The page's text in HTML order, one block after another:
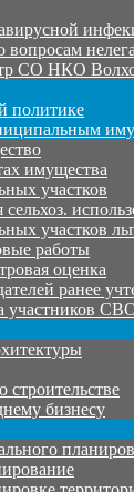
СО НКО
политике
имущества
участков
участков
работы
оценка
ранее
участников
строительстве
бизнесу